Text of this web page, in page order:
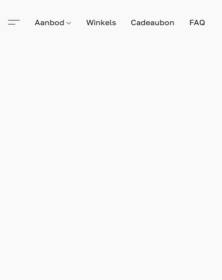
Aanbod Winkels Cadeaubon FAQ